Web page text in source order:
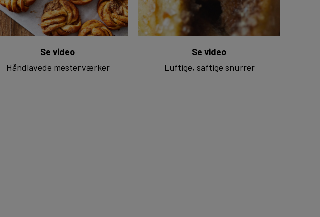
Se video
Håndlavede mesterværker
Se video
Luftige, saftige snurrer